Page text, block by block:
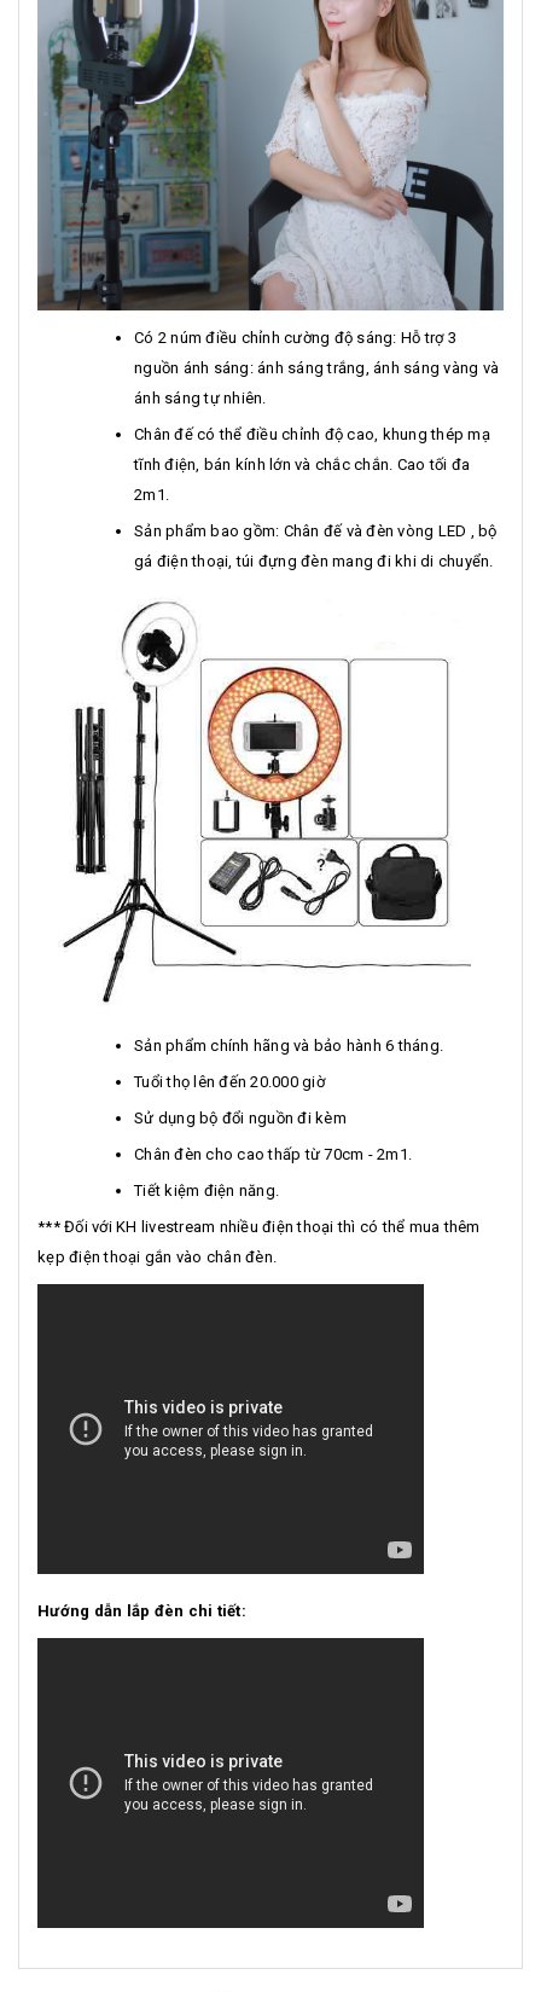
Có 2 núm điều chỉnh cường độ sáng: Hỗ trợ 3
nguồn ánh sáng: ánh sáng trắng, ánh sáng vàng và
ánh sáng tự nhiên.
Chân đế có thể điều chỉnh độ cao, khung thép mạ
tĩnh điện, bán kính lớn và chắc chắn. Cao tối đa
2m1.
Sản phẩm bao gồm: Chân đế và đèn vòng LED , bộ
gá điện thoại, túi đựng đèn mang đi khi di chuyển.
Sản phẩm chính hãng và bảo hành 6 tháng.
Tuổi thọ lên đến 20.000 giờ
Sử dụng bộ đổi nguồn đi kèm
Chân đèn cho cao thấp từ 70cm - 2m1.
Tiết kiệm điện năng.
*** Đối với KH livestream nhiều điện thoại thì có thể mua thêm
kẹp điện thoại gắn vào chân đèn.
Hướng dẫn lắp đèn chi tiết: